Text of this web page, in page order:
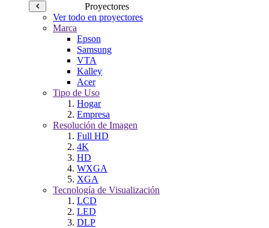
Proyectores
Ver todo en proyectores
Marca
Epson
Samsung
VTA
Kalley
Acer
Tipo de Uso
Hogar
Empresa
Resolución de Imagen
Full HD
4K
HD
WXGA
XGA
Tecnología de Visualización
LCD
LED
DLP